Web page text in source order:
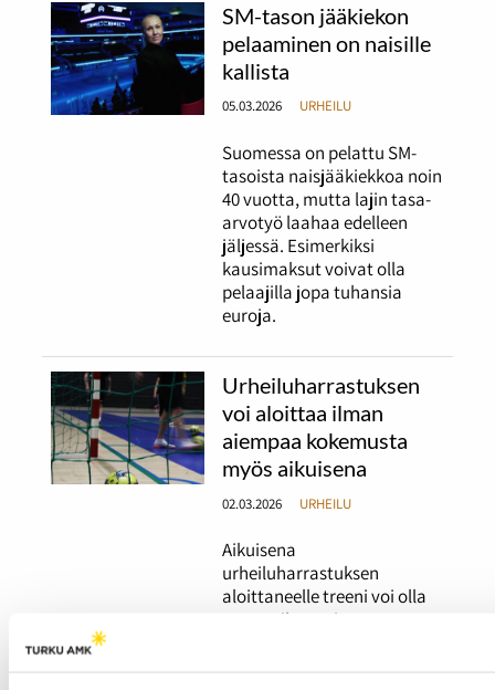
SM-tason jääkiekon
pelaaminen on naisille
kallista
05.03.2026 URHEILU
Suomessa on pelattu SM-
tasoista naisjääkiekkoa noin
40 vuotta, mutta lajin tasa-
arvotyö laahaa edelleen
jäljessä. Esimerkiksi
kausimaksut voivat olla
pelaajilla jopa tuhansia
euroja.
Urheiluharrastuksen
voi aloittaa ilman
aiempaa kokemusta
myös aikuisena
02.03.2026 URHEILU
Aikuisena
urheiluharrastuksen
aloittaneelle treeni voi olla
omaa aikaa toisten